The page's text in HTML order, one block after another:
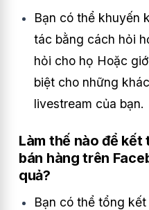
Bạn có thể khuyến
tác bằng cách hỏi
hỏi cho họ Hoặc
biệt cho những
livestream của bạn.
Làm thế nào để
bán hàng trên
quả?
Bạn có thể tổng